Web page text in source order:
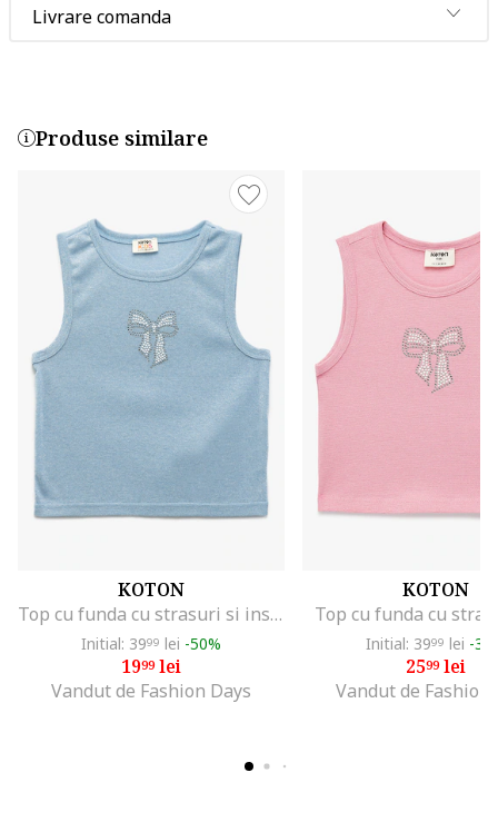
Livrare comanda
Produse similare
KOTON
Top cu funda cu strasuri si insertii din fibra metalica, Albastru pastel
Initial: 3999 lei -50%
1999lei
Vandut de Fashion Days
KOTON
Top cu funda cu
Initial: 3999 lei -
2599lei
Vandut de Fashion